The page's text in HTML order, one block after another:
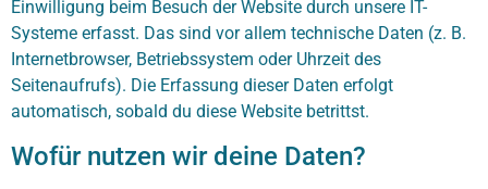
Einwilligung beim Besuch der Website durch unsere IT-
Systeme erfasst. Das sind vor allem technische Daten (z. B.
Internetbrowser, Betriebssystem oder Uhrzeit des
Seitenaufrufs). Die Erfassung dieser Daten erfolgt
automatisch, sobald du diese Website betrittst.
Wofür nutzen wir deine Daten?